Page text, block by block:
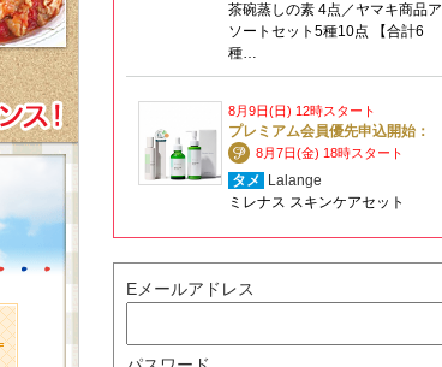
茶碗蒸しの素 4点／ヤマキ商品ア
ソートセット5種10点 【合計6
種…
8月9日(日) 12時スタート
プレミアム会員優先申込開始：
8月7日(金) 18時スタート
タメ
Lalange
ミレナス スキンケアセット
Eメールアドレス